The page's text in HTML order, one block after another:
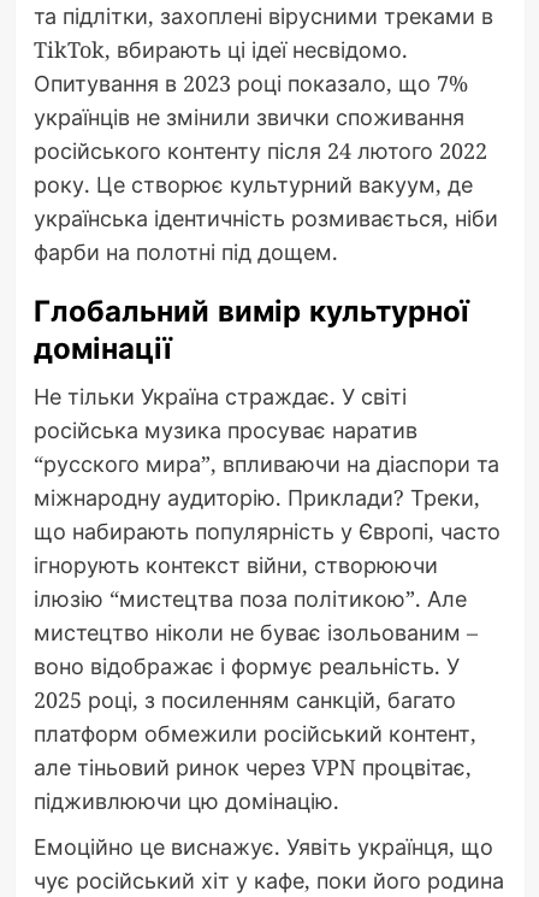
та підлітки, захоплені вірусними треками в
TikTok, вбирають ці ідеї несвідомо.
Опитування в 2023 році показало, що 7%
українців не змінили звички споживання
російського контенту після 24 лютого 2022
року. Це створює культурний вакуум, де
українська ідентичність розмивається, ніби
фарби на полотні під дощем.
Глобальний вимір культурної
домінації
Не тільки Україна страждає. У світі
російська музика просуває наратив
“русского мира”, впливаючи на діаспори та
міжнародну аудиторію. Приклади? Треки,
що набирають популярність у Європі, часто
ігнорують контекст війни, створюючи
ілюзію “мистецтва поза політикою”. Але
мистецтво ніколи не буває ізольованим –
воно відображає і формує реальність. У
2025 році, з посиленням санкцій, багато
платформ обмежили російський контент,
але тіньовий ринок через VPN процвітає,
підживлюючи цю домінацію.
Емоційно це виснажує. Уявіть українця, що
чує російський хіт у кафе, поки його родина